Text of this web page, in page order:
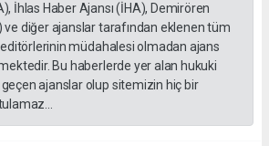
İhlas Haber Ajansı (İHA), Demirören
ve diğer ajanslar tarafından eklenen tüm
müdahalesi olmadan ajans
Bu haberlerde yer alan hukuki
ajanslar olup sitemizin hiç bir